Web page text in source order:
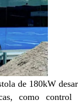
de 180kW
como control